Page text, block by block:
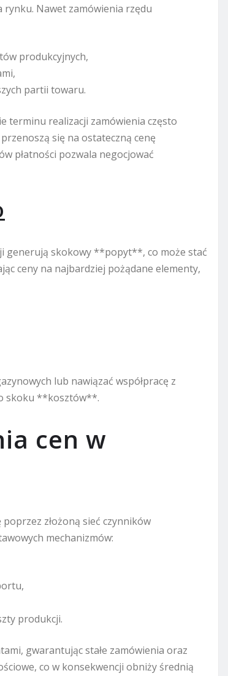
rynku. Nawet zamówienia rzędu
produkcyjnych,
partii towaru.
terminu realizacji zamówienia często
się na ostateczną cenę
płatności pozwala negocjować
generują skokowy **popyt**, co może stać
ceny na najbardziej pożądane elementy,
lub nawiązać współpracę z
skoku **kosztów**.
cen w
złożoną sieć czynników
mechanizmów:
produkcji.
gwarantując stałe zamówienia oraz
co w konsekwencji obniży średnią